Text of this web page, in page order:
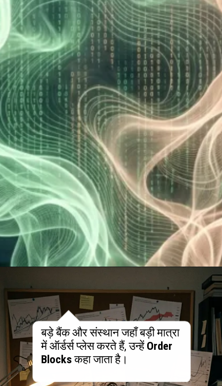
बड़े बैंक और संस्थान जहाँ बड़ी मात्रा
में ऑर्डर्स प्लेस करते हैं, उन्हेंOrder
Blocksकहा जाता है।